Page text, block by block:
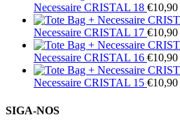
Necessaire CRISTAL 18 €10,90
Necessaire CRISTAL 17 €10,90
Necessaire CRISTAL 16 €10,90
Necessaire CRISTAL 15 €10,90
SIGA-NOS